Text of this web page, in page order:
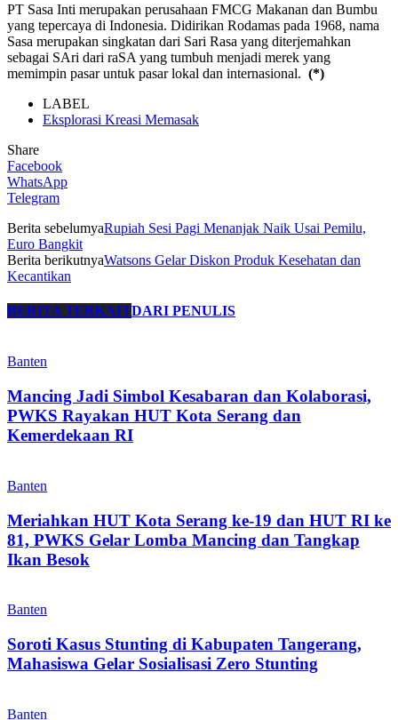
PT Sasa Inti merupakan perusahaan FMCG Makanan dan Bumbu
yang tepercaya di Indonesia. Didirikan Rodamas pada 1968, nama
Sasa merupakan singkatan dari Sari Rasa yang diterjemahkan
sebagai SAri dari raSA yang tumbuh menjadi merek yang
memimpin pasar untuk pasar lokal dan internasional. (*)
LABEL
Eksplorasi Kreasi Memasak
Share
Facebook
WhatsApp
Telegram
Berita sebelumyaRupiah Sesi Pagi Menanjak Naik Usai Pemilu,
Euro Bangkit
Berita berikutnyaWatsons Gelar Diskon Produk Kesehatan dan
Kecantikan
BERITA TERKAITDARI PENULIS
Banten
Mancing Jadi Simbol Kesabaran dan Kolaborasi,
PWKS Rayakan HUT Kota Serang dan
Kemerdekaan RI
Banten
Meriahkan HUT Kota Serang ke-19 dan HUT RI ke
81, PWKS Gelar Lomba Mancing dan Tangkap
Ikan Besok
Banten
Soroti Kasus Stunting di Kabupaten Tangerang,
Mahasiswa Gelar Sosialisasi Zero Stunting
Banten